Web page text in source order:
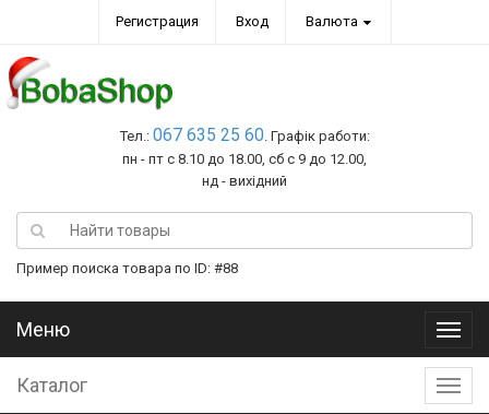
Регистрация Вход Валюта
Тел.: 067 635 25 60. Графік работи:
пн - пт с 8.10 до 18.00, сб с 9 до 12.00,
нд - вихідний
Пример поиска товара по ID: #88
Меню
Меню
Каталог